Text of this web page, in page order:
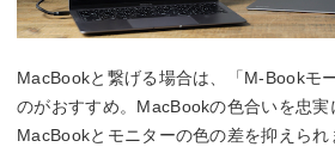
MacBookと繋げる場合は、「M-Bookモ
のがおすすめ。MacBookの色合いを忠実
MacBookとモニターの色の差を抑えら